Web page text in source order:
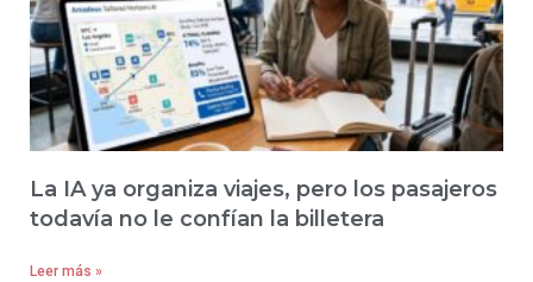
La IA ya organiza viajes, pero los pasajeros
todavía no le confían la billetera
Leer más »